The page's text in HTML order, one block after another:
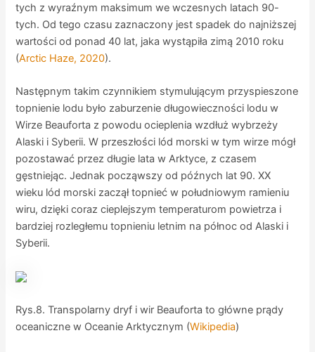
tych z wyraźnym maksimum we wczesnych latach 90-
tych. Od tego czasu zaznaczony jest spadek do najniższej
wartości od ponad 40 lat, jaka wystąpiła zimą 2010 roku
(Arctic Haze, 2020).
Następnym takim czynnikiem stymulującym przyspieszone
topnienie lodu było zaburzenie długowieczności lodu w
Wirze Beauforta z powodu ocieplenia wzdłuż wybrzeży
Alaski i Syberii. W przeszłości lód morski w tym wirze mógł
pozostawać przez długie lata w Arktyce, z czasem
gęstniejąc. Jednak począwszy od późnych lat 90. XX
wieku lód morski zaczął topnieć w południowym ramieniu
wiru, dzięki coraz cieplejszym temperaturom powietrza i
bardziej rozległemu topnieniu letnim na północ od Alaski i
Syberii.
Rys.8. Transpolarny dryf i wir Beauforta to główne prądy
oceaniczne w Oceanie Arktycznym (Wikipedia)